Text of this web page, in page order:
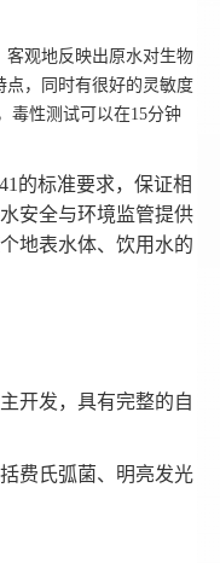
观地反映出原水对生物
点，同时有很好的灵敏度
毒性测试可以在15分钟
的标准要求，保证相
安全与环境监管提供
地表水体、饮用水的
开发，具有完整的自
费氏弧菌、明亮发光